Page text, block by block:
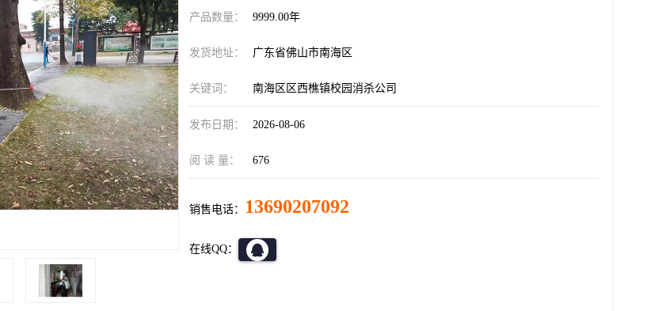
产品数量： 9999.00年
发货地址： 广东省佛山市南海区
关键词： 南海区区西樵镇校园消杀公司
发布日期： 2026-08-06
阅 读 量： 676
销售电话： 13690207092
在线QQ：